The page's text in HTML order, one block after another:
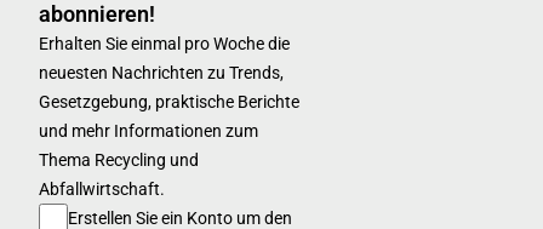
abonnieren!
Erhalten Sie einmal pro Woche die
neuesten Nachrichten zu Trends,
Gesetzgebung, praktische Berichte
und mehr Informationen zum
Thema Recycling und
Abfallwirtschaft.
Erstellen Sie ein Konto um den